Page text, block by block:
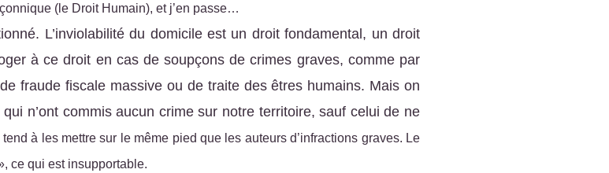
(le Droit Humain), et j’en passe…
L’inviolabilité du domicile est un droit fondamental, un droit
à ce droit en cas de soupçons de crimes graves, comme par
fraude fiscale massive ou de traite des êtres humains. Mais on
n’ont commis aucun crime sur notre territoire, sauf celui de ne
à les mettre sur le même pied que les auteurs d’infractions graves. Le
ce qui est insupportable.